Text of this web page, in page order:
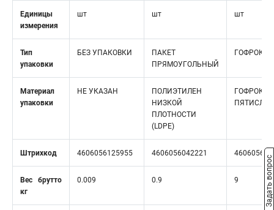
Единицы
измерения
шт шт шт
Тип
упаковки
БЕЗ УПАКОВКИ
ПАКЕТ
ПРЯМОУГОЛЬНЫЙ
Материал
упаковки
НЕ УКАЗАН
ПОЛИЭТИЛЕН
НИЗКОЙ
ПЛОТНОСТИ
(LDPE)
Штрихкод 4606056125955 4606056042221
Вес брутто
кг
0.009 0.9 9 Задать вопрос